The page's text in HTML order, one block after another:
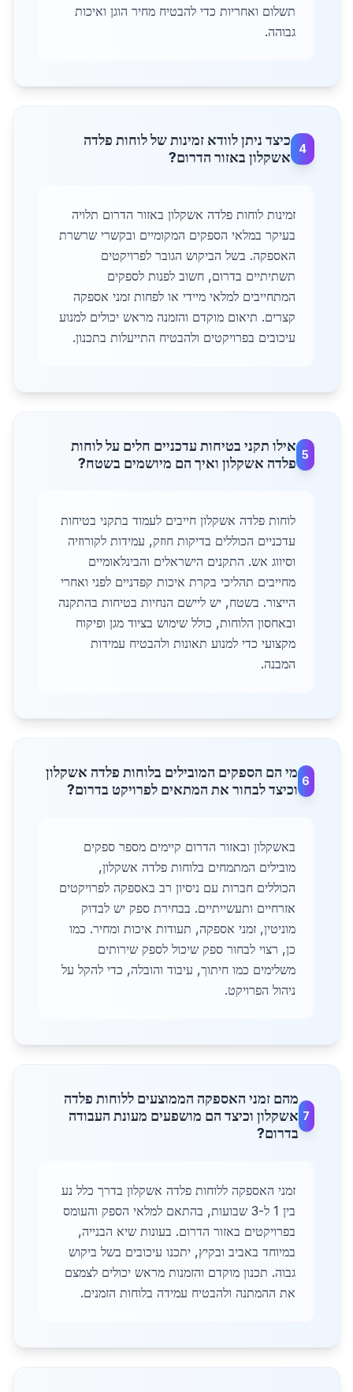
תשלום ואחריות כדי להבטיח מחיר הוגן ואיכות
גבוהה.
4
כיצד ניתן לוודא זמינות של לוחות פלדה
אשקלון באזור הדרום?
זמינות לוחות פלדה אשקלון באזור הדרום תלויה
בעיקר במלאי הספקים המקומיים ובקשרי שרשרת
האספקה. בשל הביקוש הגובר לפרויקטים
תשתיתיים בדרום, חשוב לפנות לספקים
המתחייבים למלאי מיידי או לפחות זמני אספקה
קצרים. תיאום מוקדם והזמנה מראש יכולים למנוע
עיכובים בפרויקטים ולהבטיח התייעלות בתכנון.
5
אילו תקני בטיחות עדכניים חלים על לוחות
פלדה אשקלון ואיך הם מיושמים בשטח?
לוחות פלדה אשקלון חייבים לעמוד בתקני בטיחות
עדכניים הכוללים בדיקות חוזק, עמידות לקורוזיה
וסיווג אש. התקנים הישראלים והבינלאומיים
מחייבים תהליכי בקרת איכות קפדניים לפני ואחרי
הייצור. בשטח, יש ליישם הנחיות בטיחות בהתקנה
ובאחסון הלוחות, כולל שימוש בציוד מגן ופיקוח
מקצועי כדי למנוע תאונות ולהבטיח עמידות
המבנה.
6
מי הם הספקים המובילים בלוחות פלדה אשקלון
וכיצד לבחור את המתאים לפרויקט בדרום?
באשקלון ובאזור הדרום קיימים מספר ספקים
מובילים המתמחים בלוחות פלדה אשקלון,
הכוללים חברות עם ניסיון רב באספקה לפרויקטים
אזרחיים ותעשייתיים. בבחירת ספק יש לבדוק
מוניטין, זמני אספקה, תעודות איכות ומחיר. כמו
כן, רצוי לבחור ספק שיכול לספק שירותים
משלימים כמו חיתוך, עיבוד והובלה, כדי להקל על
ניהול הפרויקט.
7
מהם זמני האספקה הממוצעים ללוחות פלדה
אשקלון וכיצד הם מושפעים מעונת העבודה
בדרום?
זמני האספקה ללוחות פלדה אשקלון בדרך כלל נע
בין 1 ל-3 שבועות, בהתאם למלאי הספק והעומס
בפרויקטים באזור הדרום. בעונות שיא הבנייה,
במיוחד באביב ובקיץ, יתכנו עיכובים בשל ביקוש
גבוה. תכנון מוקדם והזמנות מראש יכולים לצמצם
את ההמתנה ולהבטיח עמידה בלוחות הזמנים.